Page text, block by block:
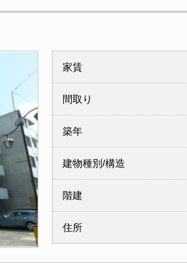
家賃
間取り
築年
建物種別/構造
階建
住所